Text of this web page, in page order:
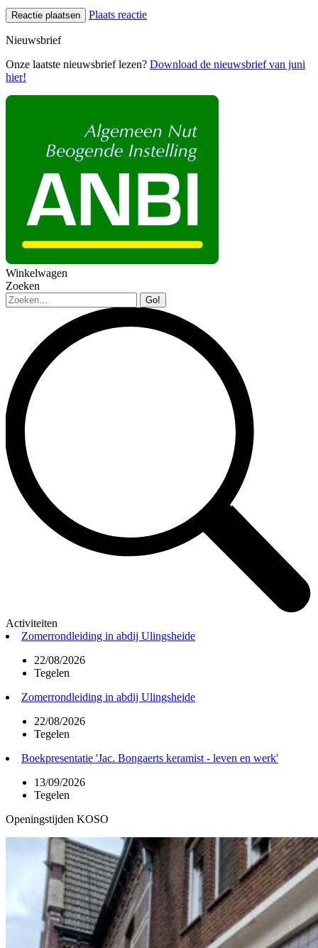
Plaats reactie
Nieuwsbrief
Onze laatste nieuwsbrief lezen? Download de nieuwsbrief van juni
hier!
Winkelwagen
Zoeken
Zoeken:
Activiteiten
Zomerrondleiding in abdij Ulingsheide
22/08/2026
Tegelen
Zomerrondleiding in abdij Ulingsheide
22/08/2026
Tegelen
Boekpresentatie 'Jac. Bongaerts keramist - leven en werk'
13/09/2026
Tegelen
Openingstijden KOSO